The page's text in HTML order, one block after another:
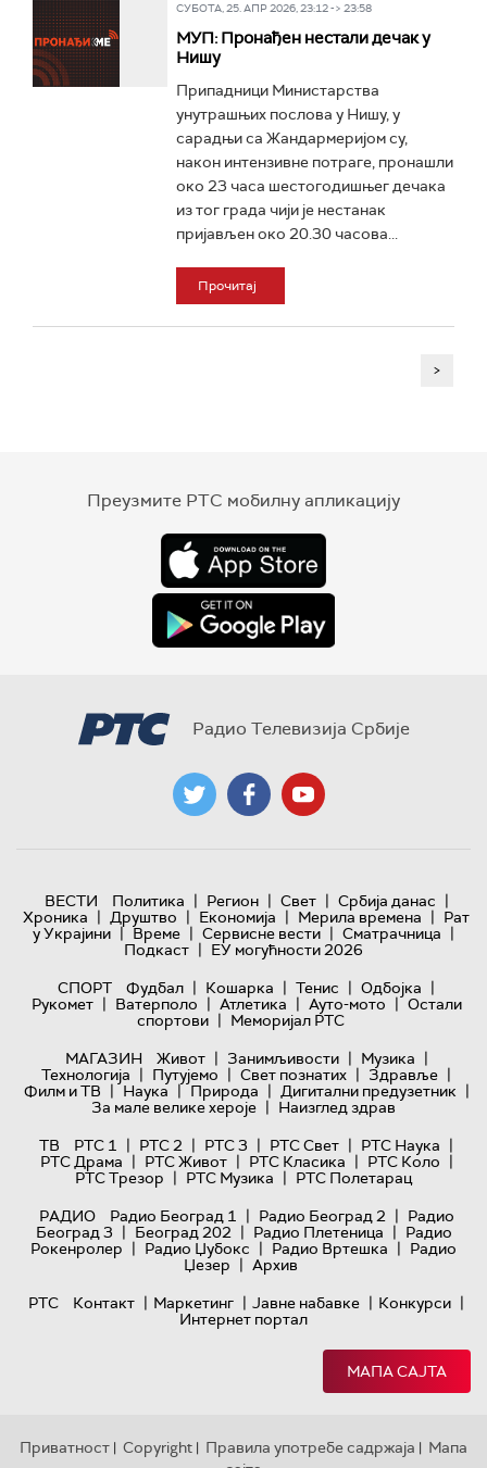
СУБОТА, 25. АПР 2026, 23:12 -> 23:58
МУП: Пронађен нестали дечак у
Нишу
Припадници Министарства
унутрашњих послова у Нишу, у
сарадњи са Жандармеријом су,
након интензивне потраге, пронашли
око 23 часа шестогодишњег дечака
из тог града чији је нестанак
пријављен око 20.30 часова...
Прочитај
>
Преузмите РТС мобилну апликацију
Радио Телевизија Србије
ВЕСТИ Политика | Регион | Свет | Србија данас |
Хроника | Друштво | Економија | Мерила времена | Рат
у Украјини | Време | Сервисне вести | Сматрачница |
Подкаст | ЕУ могућности 2026
СПОРТ
Фудбал | Кошарка | Тенис | Одбојка |
Рукомет | Ватерполо | Атлетика | Ауто-мото | Остали
спортови | Меморијал РТС
МАГАЗИН
Живот | Занимљивости | Музика |
Технологијa | Путујемо | Свет познатих | Здравље |
Филм и ТВ | Наука | Природа | Дигитални предузетник |
За мале велике хероје | Наизглед здрав
ТВ
РТС 1 | РТС 2 | РТС 3 | РТС Свет | РТС Наука |
РТС Драма | РТС Живот | РТС Класика | РТС Коло |
РТС Трезор | РТС Музика | РТС Полетарац
РАДИО
Радио Београд 1 | Радио Београд 2 | Радио
Београд 3 | Београд 202 | Радио Плетеница | Радио
Рокенролер | Радио Џубокс | Радио Вртешка | Радио
Џезер | Архив
РТС
Контакт | Маркетинг | Јавне набавке | Конкурси |
Интернет портал
МАПА САЈТА
Приватност | Copyright | Правила употребе садржаја | Мапа